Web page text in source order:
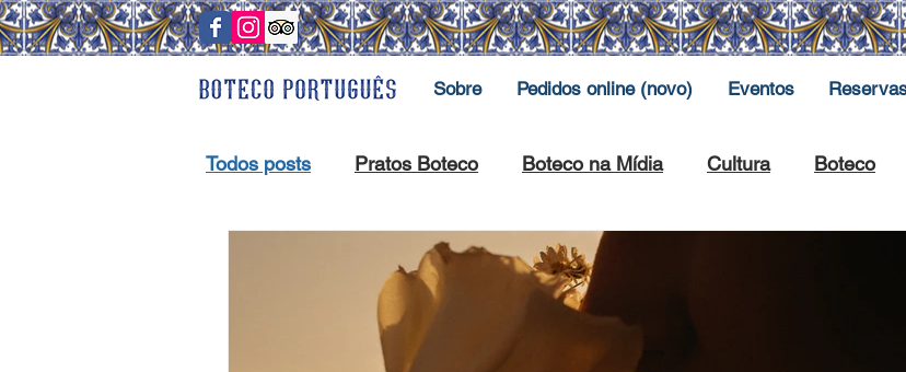
Sobre Pedidos online (novo) Eventos
Todos posts Pratos Boteco Boteco na Mídia Cultura Boteco
Morro de são Paulo